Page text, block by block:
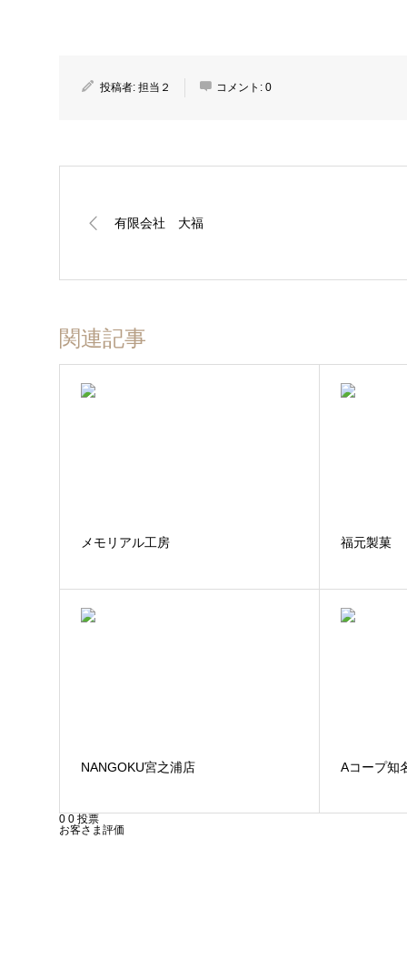
投稿者: 担当２ コメント: 0
有限会社 大福
関連記事
メモリアル工房 福元製菓
NANGOKU宮之浦店 Aコープ知
0 0 投票
お客さま評価